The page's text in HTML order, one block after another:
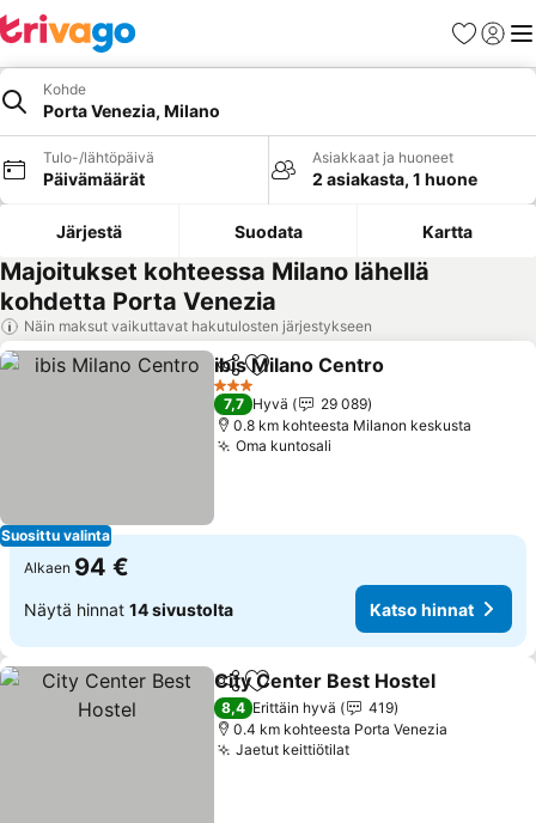
Suosikit
Kohde
Porta Venezia, Milano
Tulo-/lähtöpäivä
Päivämäärät
Asiakkaat ja huoneet
2 asiakasta, 1 huone
Järjestä Suodata Kartta
Majoitukset kohteessa Milano lähellä
kohdetta Porta Venezia
Näin maksut vaikuttavat hakutulosten järjestykseen
Suosittu valinta
Jaa Lisää suosikkeihin
ibis Milano Centro
3 Tähtiluokitus
7,7 Hyvä
29 089
0.8 km kohteesta Milanon keskusta
Oma kuntosali
Alkaen 94 €
Näytä hinnat 14 sivustolta Katso hinnat
Jaa Lisää suosikkeihin
City Center Best Hostel
8,4 Erittäin hyvä
419
0.4 km kohteesta Porta Venezia
Jaetut keittiötilat